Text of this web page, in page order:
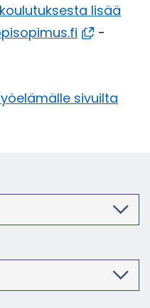
lisää
-​
si­vuil­ta